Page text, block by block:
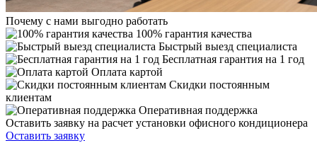
Почему с нами выгодно работать
100% гарантия качества
Быстрый выезд специалиста
Бесплатная гарантия на 1 год
Оплата картой
Скидки постоянным
клиентам
Оперативная поддержка
Оставить заявку на расчет установки офисного кондиционера
Оставить заявку